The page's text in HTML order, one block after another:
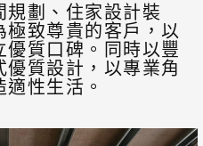
規劃、住家設計裝
致尊貴的客戶，以
質口碑。同時以豐
質設計，以專業角
性生活。